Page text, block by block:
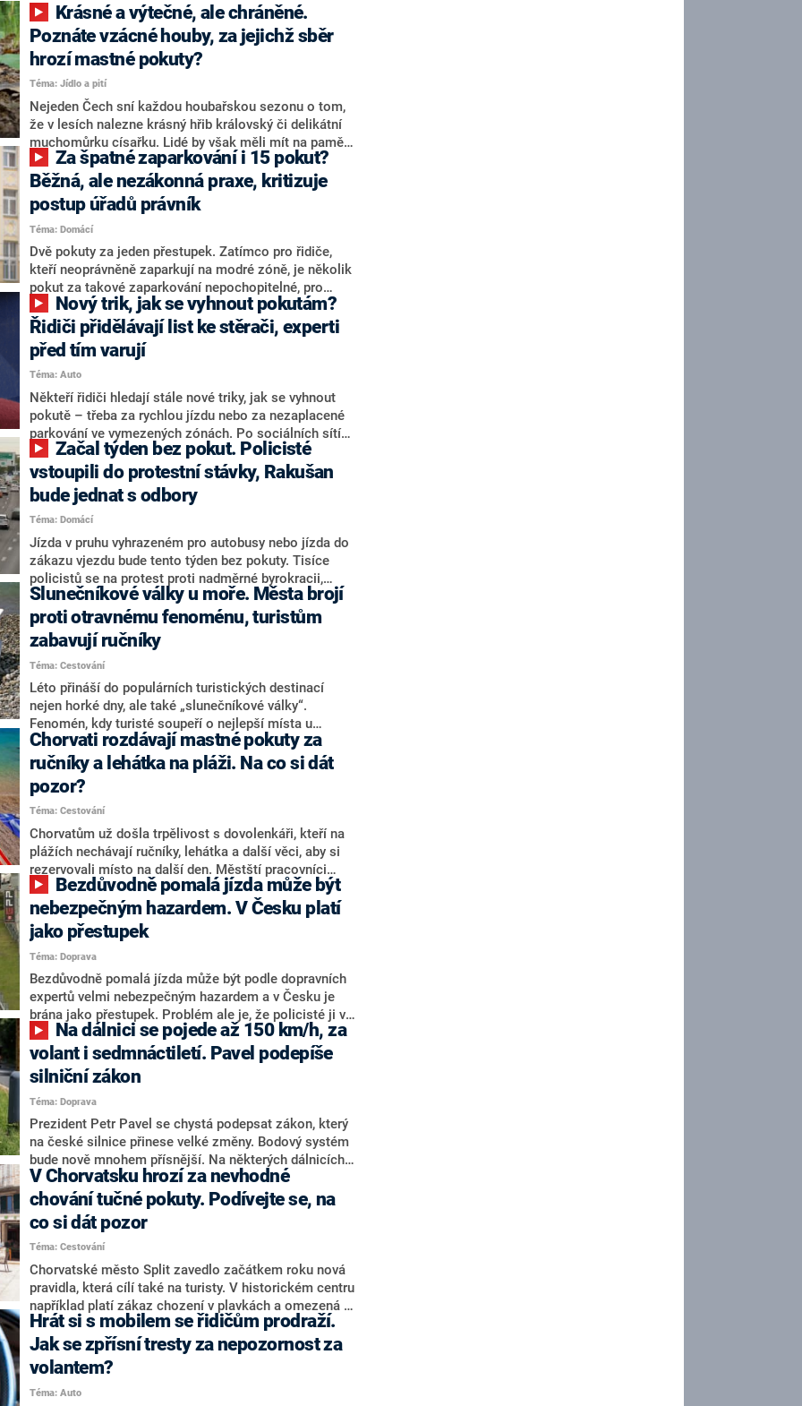
starší nezaplacené pokuty. Ty neuhradila leasingová
společnost, která je vlastníkem vozu. Polská vláda v
této souvislosti dokonce vydala varování před cestami
do Česka s tím, že řidiči mohou v tuzemsku přijít o
registrační značky nebo o pořádný obnos peněz.
Poznáte vzácné houby, za jejichž sběr
hrozí mastné pokuty?
Téma: Jídlo a pití
Nejeden Čech sní každou houbařskou sezonu o tom,
že v lesích nalezne krásný hřib královský či delikátní
muchomůrku císařku. Lidé by však měli mít na paměti,
že za jejich sběr hrozí tučné pokuty. Mezi zvláště
chráněné druhy patří v Česku několik desítek
zástupců. Ministerstvo životního prostředí i
mykologové radí, jak při objevení takových hub
postupovat.
Běžná, ale nezákonná praxe, kritizuje
postup úřadů právník
Téma: Domácí
Dvě pokuty za jeden přestupek. Zatímco pro řidiče,
kteří neoprávněně zaparkují na modré zóně, je několik
pokut za takové zaparkování nepochopitelné, pro
úředníky jde o běžnou praxi. Podle právníka by lidé
pokuty navíc platit neměli.
Řidiči přidělávají list ke stěrači, experti
před tím varují
Téma: Auto
Někteří řidiči hledají stále nové triky, jak se vyhnout
pokutě – třeba za rychlou jízdu nebo za nezaplacené
parkování ve vymezených zónách. Po sociálních sítích
nyní koluje video s návodem, jak využít k překrytí
registrační značky silonový vlasec a list stromu. Už
ho viděly miliony lidí. Policie nicméně varuje, že triky
nefungují a navíc vedou k vysokým pokutám.
vstoupili do protestní stávky, Rakušan
bude jednat s odbory
Téma: Domácí
Jízda v pruhu vyhrazeném pro autobusy nebo jízda do
zákazu vjezdu bude tento týden bez pokuty. Tisíce
policistů se na protest proti nadměrné byrokracii,
nízkým platům a podstavu rozhodli přestupky, u
kterých je možná i pokuta, řešit pouze domluvou.
Ministr vnitra Vít Rakušan je připraven s odbory ještě
jednat. Podle něj ale mají policisté do dalších let více
jistot, než měli kdy předtím.
Slunečníkové války u moře. Města brojí
proti otravnému fenoménu, turistům
zabavují ručníky
Téma: Cestování
Léto přináší do populárních turistických destinací
nejen horké dny, ale také „slunečníkové války“.
Fenomén, kdy turisté soupeří o nejlepší místa u
bazénů či na plážích a zabírají je už od brzkých
ranních hodin, se stává problémem. Dokonce vedl k
tomu, že řada zemí zavádí speciální opatření.
Chorvati rozdávají mastné pokuty za
ručníky a lehátka na pláži. Na co si dát
pozor?
Téma: Cestování
Chorvatům už došla trpělivost s dovolenkáři, kteří na
plážích nechávají ručníky, lehátka a další věci, aby si
rezervovali místo na další den. Městští pracovníci
začali tyto předměty zabavovat a vrací je za poplatek.
Pokud si je turisté nevyzvednou, věci půjdou na
charitu, informoval místní deník Zadarski List.
nebezpečným hazardem. V Česku platí
jako přestupek
Téma: Doprava
Bezdůvodně pomalá jízda může být podle dopravních
expertů velmi nebezpečným hazardem a v Česku je
brána jako přestupek. Problém ale je, že policisté ji ve
statistikách nezaznamenávají, na rozdíl například od
Polska, Velké Británie či Spojených států, kde hrozí
vysoké pokuty.
volant i sedmnáctiletí. Pavel podepíše
silniční zákon
Téma: Doprava
Prezident Petr Pavel se chystá podepsat zákon, který
na české silnice přinese velké změny. Bodový systém
bude nově mnohem přísnější. Na některých dálnicích
se bude moci jezdit rychlostí až 150 km/h, za volant
legálně usednou i 17letí řidiči. Ne všechny novinky ale
expertům přijdou rozumné.
V Chorvatsku hrozí za nevhodné
chování tučné pokuty. Podívejte se, na
co si dát pozor
Téma: Cestování
Chorvatské město Split zavedlo začátkem roku nová
pravidla, která cílí také na turisty. V historickém centru
například platí zákaz chození v plavkách a omezená je
konzumace alkoholu na veřejnosti. Přísnější opatření
se rozhodl zavést také turisty oblíbený ostrov Hvar. Za
porušení těchto nařízení hrozí vysoké pokuty.
Hrát si s mobilem se řidičům prodraží.
Jak se zpřísní tresty za nepozornost za
volantem?
Téma: Auto